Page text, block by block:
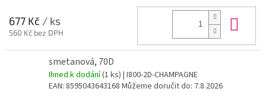
677 Kč / ks
560 Kč bez DPH
smetanová, 70D
Ihned k dodání(1 ks) | I800-2D-CHAMPAGNE
EAN: 8595043643168 Můžeme doručit do: 7.8.2026